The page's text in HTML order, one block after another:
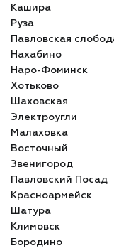
Кашира
Руза
Павловская
Нахабино
Наро-Фоминск
Хотьково
Шаховская
Электроугли
Малаховка
Восточный
Звенигород
Павловский Посад
Красноармейск
Шатура
Климовск
Бородино